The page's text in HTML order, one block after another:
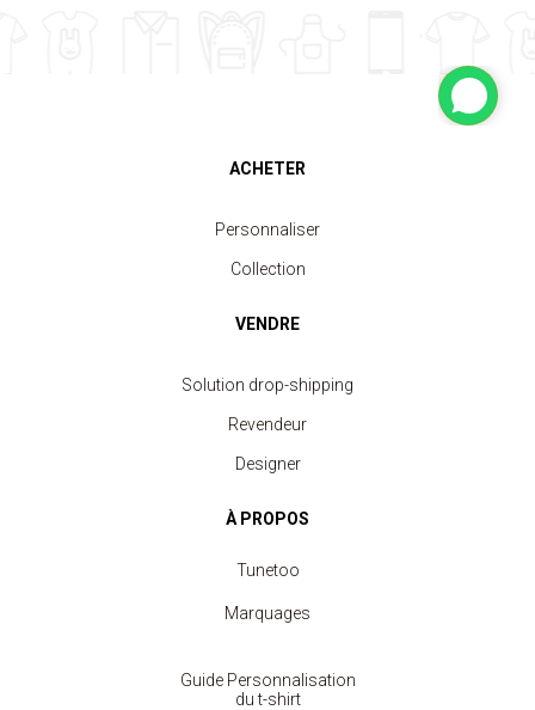
ACHETER
Personnaliser
Collection
VENDRE
Solution drop-shipping
Revendeur
Designer
À PROPOS
Tunetoo
Marquages
Guide Personnalisation
du t-shirt